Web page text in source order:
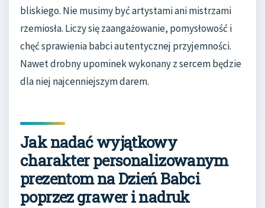
bliskiego. Nie musimy być artystami ani mistrzami
rzemiosła. Liczy się zaangażowanie, pomysłowość i
chęć sprawienia babci autentycznej przyjemności.
Nawet drobny upominek wykonany z sercem będzie
dla niej najcenniejszym darem.
Jak nadać wyjątkowy
charakter personalizowanym
prezentom na Dzień Babci
poprzez grawer i nadruk